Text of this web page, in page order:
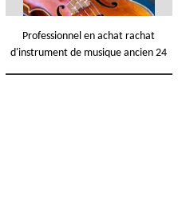
Professionnel en achat rachat
d'instrument de musique ancien 24